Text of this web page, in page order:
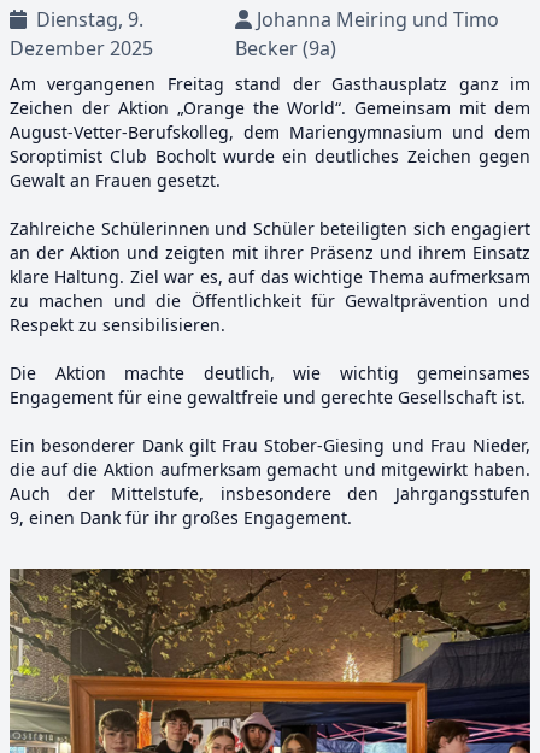
Dienstag, 9.
Dezember 2025
Johanna Meiring und Timo
Becker (9a)
Am vergangenen Freitag stand der Gasthausplatz ganz im
Zeichen der Aktion „Orange the World“. Gemeinsam mit dem
August-Vetter-Berufskolleg, dem Mariengymnasium und dem
Soroptimist Club Bocholt wurde ein deutliches Zeichen gegen
Gewalt an Frauen gesetzt.
Zahlreiche Schülerinnen und Schüler beteiligten sich engagiert
an der Aktion und zeigten mit ihrer Präsenz und ihrem Einsatz
klare Haltung. Ziel war es, auf das wichtige Thema aufmerksam
zu machen und die Öffentlichkeit für Gewaltprävention und
Respekt zu sensibilisieren.
Die Aktion machte deutlich, wie wichtig gemeinsames
Engagement für eine gewaltfreie und gerechte Gesellschaft ist.
Ein besonderer Dank gilt Frau Stober-Giesing und Frau Nieder,
die auf die Aktion aufmerksam gemacht und mitgewirkt haben.
Auch der Mittelstufe, insbesondere den Jahrgangsstufen
9, einen Dank für ihr großes Engagement.